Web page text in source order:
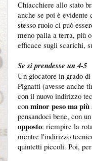
Chiacchiere allo stato
anche se poi è
stesso ruolo ci può
meno palla a terra, più
efficace sugli scarichi,
Se si prendesse un 4-5
Un giocatore in grado
Pignatti (avesse anche
con il nuovo indirizzo
con minor peso ma più
pensandoci bene, con
opposto: riempire la
mentre l'indirizzo
quintetti piccoli. Poi,